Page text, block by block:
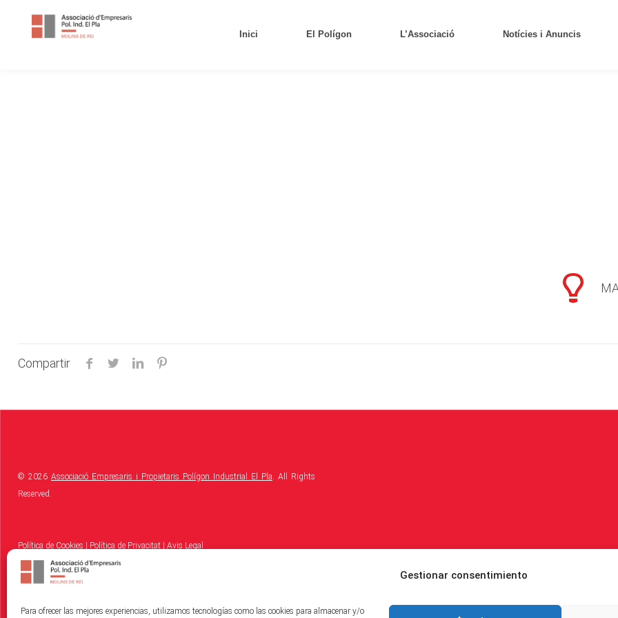
Gestionar consentimiento
Para ofrecer las mejores experiencias, utilizamos tecnologías como las cookies para almacenar y/o
Inici El Polígon L’Associació Notícies i Anuncis
Compartir
© 2026Associació Empresaris i Propietaris Polígon Industrial El Pla. All Rights
Reserved.
Política de Cookies Política de Privacitat |Avis Legal